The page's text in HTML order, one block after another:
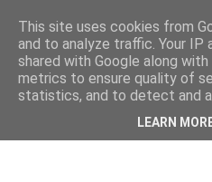
This site uses cookies from
and to analyze traffic. Your IP
shared with Google along
metrics to ensure quality of
statistics, and to detect and
LEARN